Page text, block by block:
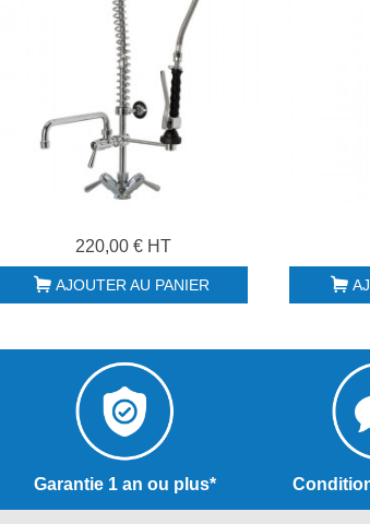
220,00 € HT
AJOUTER AU PANIER
Garantie 1 an ou plus*